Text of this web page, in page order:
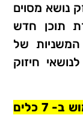
נושא מסוים
תוכן חדש
המשניות של
חיזוק
עכשיו ננסה להבין איך עושים שימוש ב- 7 כלים